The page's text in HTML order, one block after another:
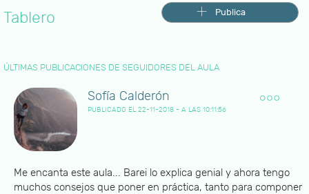
Tablero Publica
ÚLTIMAS PUBLICACIONES DE SEGUIDORES DEL AULA
Sofía Calderón
PUBLICADO EL 22-11-2018 - A LAS 10:11:56
Me encanta este aula... Barei lo explica genial y ahora tengo
muchos consejos que poner en práctica, tanto para componer